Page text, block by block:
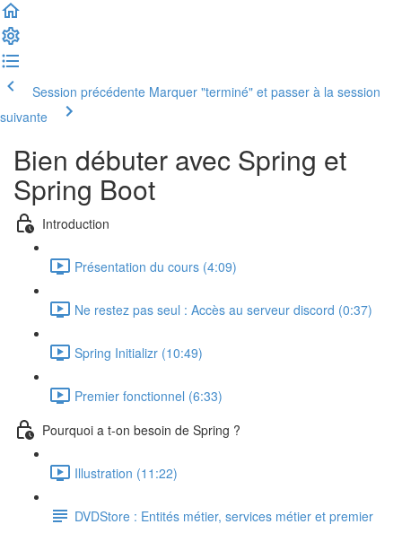
Session précédente Marquer "terminé" et passer à la session
suivante
Bien débuter avec Spring et
Spring Boot
Introduction
Présentation du cours (4:09)
Ne restez pas seul : Accès au serveur discord (0:37)
Spring Initializr (10:49)
Premier fonctionnel (6:33)
Pourquoi a t-on besoin de Spring ?
Illustration (11:22)
DVDStore : Entités métier, services métier et premier